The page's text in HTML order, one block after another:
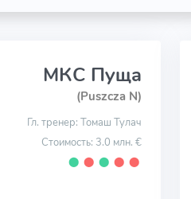
МКС Пуща
(Puszcza N)
Гл. тренер: Томаш Тулач
Стоимость: 3.0 млн. €
⬤ ⬤ ⬤ ⬤ ⬤